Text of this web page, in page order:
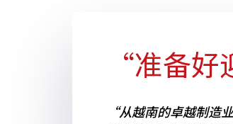
“准备好
“从越南的卓越制造